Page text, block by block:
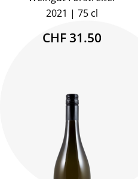
2021
75 cl
CHF 31.50